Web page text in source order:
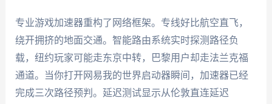
专业游戏加速器重构了网络框架。专线好比航空直飞，
绕开拥挤的地面交通。智能路由系统实时探测路径负
载，纽约玩家可能走东京中转，巴黎用户却走法兰克福
通道。当你打开网易我的世界启动器瞬间，加速器已经
完成三次路径预判。延迟测试显示从伦敦直连延迟